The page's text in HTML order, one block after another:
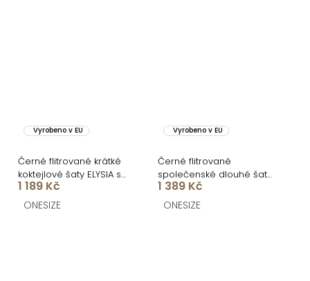
Vyrobeno v EU
Černé flitrované krátké
koktejlové šaty ELYSIA s
kraťásky
1 189 Kč
ONESIZE
Vyrobeno v EU
Černé flitrované
společenské dlouhé šaty
SCINTIA
1 389 Kč
ONESIZE